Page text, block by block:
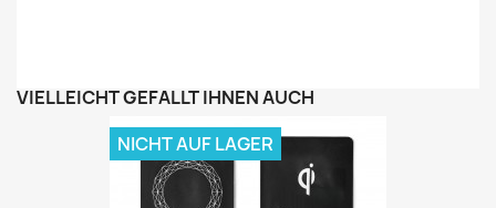
VIELLEICHT GEFÄLLT IHNEN AUCH
NICHT AUF LAGER